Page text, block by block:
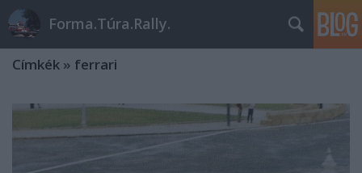
Forma.Túra.Rally.
Címkék » ferrari